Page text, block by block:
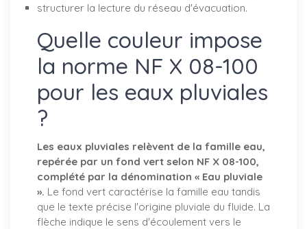
structurer la lecture du réseau d'évacuation.
Quelle couleur impose
la norme NF X 08-100
pour les eaux pluviales
?
Les eaux pluviales relèvent de la famille eau,
repérée par un fond vert selon NF X 08-100,
complété par la dénomination « Eau pluviale
». Le fond vert caractérise la famille eau tandis
que le texte précise l'origine pluviale du fluide. La
flèche indique le sens d'écoulement vers le